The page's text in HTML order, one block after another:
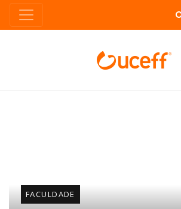
FACULDADE